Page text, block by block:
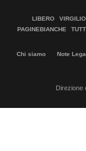
LIBERO VIRGILIO
PAGINEBIANCHE
Chi siamo Note
Direzione